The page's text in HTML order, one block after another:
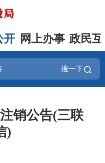
开 网上办事 政民
搜一下
销公告(三联
)